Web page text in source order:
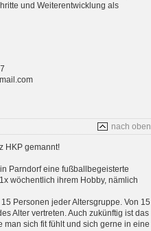
und Weiterentwicklung als
nach oben
HKP gemannt!
Parndorf eine fußballbegeisterte
wöchentlich ihrem Hobby, nämlich
Personen jeder Altersgruppe. Von 15
Alter vertreten. Auch zukünftig ist das
man sich fit fühlt und sich gerne in eine